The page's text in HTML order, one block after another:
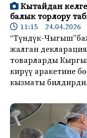
Кытайдан
балык торлору
11:15 24.04.2026
“Түндүк-
жалган
товарларды
кирүү аракетине
кызматы билдирди.